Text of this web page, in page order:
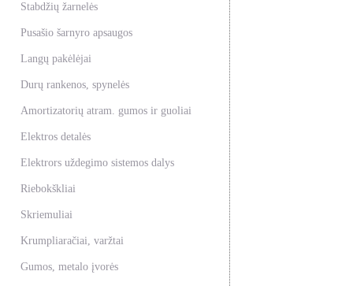
Stabdžių žarnelės
Pusašio šarnyro apsaugos
Langų pakėlėjai
Durų rankenos, spynelės
Amortizatorių atram. gumos ir guoliai
Elektros detalės
Elektrors uždegimo sistemos dalys
Riebokškliai
Skriemuliai
Krumpliaračiai, varžtai
Gumos, metalo įvorės